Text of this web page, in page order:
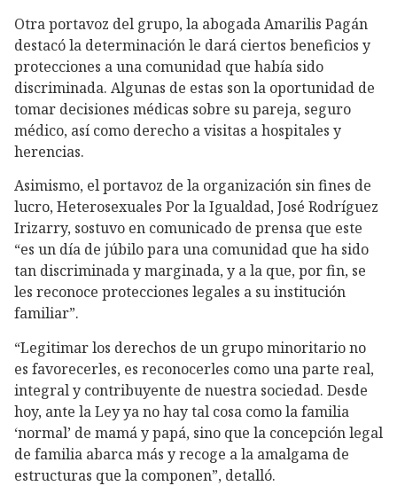
Otra portavoz del grupo, la abogada Amarilis Pagán
destacó la determinación le dará ciertos beneficios y
protecciones a una comunidad que había sido
discriminada. Algunas de estas son la oportunidad de
tomar decisiones médicas sobre su pareja, seguro
médico, así como derecho a visitas a hospitales y
herencias.
Asimismo, el portavoz de la organización sin fines de
lucro, Heterosexuales Por la Igualdad, José Rodríguez
Irizarry, sostuvo en comunicado de prensa que este
“es un día de júbilo para una comunidad que ha sido
tan discriminada y marginada, y a la que, por fin, se
les reconoce protecciones legales a su institución
familiar”.
“Legitimar los derechos de un grupo minoritario no
es favorecerles, es reconocerles como una parte real,
integral y contribuyente de nuestra sociedad. Desde
hoy, ante la Ley ya no hay tal cosa como la familia
‘normal’ de mamá y papá, sino que la concepción legal
de familia abarca más y recoge a la amalgama de
estructuras que la componen”, detalló.